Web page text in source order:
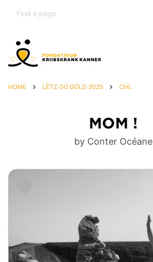
HOME LËTZ GO GOLD 2025 CHL
MOM !
by Conter Océane